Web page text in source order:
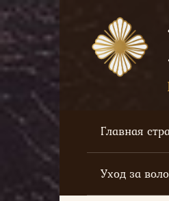
Перейти
к
контенту
Главная
Уход за